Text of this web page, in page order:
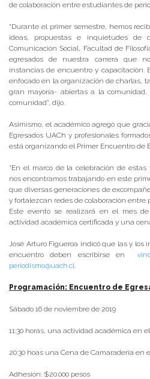
de colaboración entre estudiantes de
“Durante el primer semestre, hemos
ideas, propuestas e inquietudes de
Comunicación Social, Facultad de
egresados de nuestra carrera que
instancias de encuentro y capacitación.
enfocado en la organización de charlas,
gran mayoría- abiertas a la
comunidad”, dijo.
Asimismo, el académico agregó que
Egresados UACh y profesionales
está organizando el Primer Encuentro de
“En el marco de la celebración de
nos encontramos trabajando en este
que diversas generaciones de
y fortalezcan redes de colaboración entre
Este evento se realizará en el mes
actividad académica certificada y una
José Arturo Figueroa indicó que las y los
encuentro deben escribirse en
periodismo@uach.cl
Programación: Encuentro de
Sábado 16 de noviembre de 2019
11:30 horas, una actividad académica en
20:30 hoas una Cena de Camaradería en
Adhesión: $20.000 pesos